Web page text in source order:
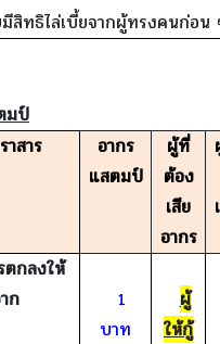
สิทธิไล่เบี้ยจากผู้ทรงคนก่อน
มป์
สาร
อากร
แสตมป์
ผู้ที่
ต้อง
เสีย
อากร
ตกลงให้
ก
1
บาท
ผู้
ให้กู้